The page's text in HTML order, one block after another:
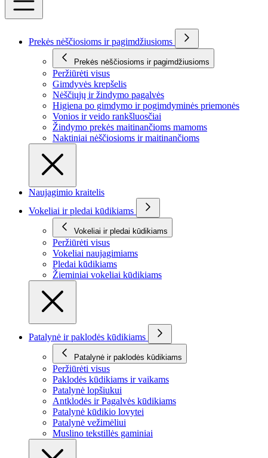
Prekės nėščiosioms ir pagimdžiusioms
Prekės nėščiosioms ir pagimdžiusioms
Peržiūrėti visus
Gimdyvės krepšelis
Nėščiųjų ir žindymo pagalvės
Higiena po gimdymo ir pogimdyminės priemonės
Vonios ir veido rankšluosčiai
Žindymo prekės maitinančioms mamoms
Naktiniai nėščiosioms ir maitinančioms
Naujagimio kraitelis
Vokeliai ir pledai kūdikiams
Vokeliai ir pledai kūdikiams
Peržiūrėti visus
Vokeliai naujagimiams
Pledai kūdikiams
Žieminiai vokeliai kūdikiams
Patalynė ir paklodės kūdikiams
Patalynė ir paklodės kūdikiams
Peržiūrėti visus
Paklodės kūdikiams ir vaikams
Patalynė lopšiukui
Antklodės ir Pagalvės kūdikiams
Patalynė kūdikio lovytei
Patalynė vežimėliui
Muslino tekstillės gaminiai